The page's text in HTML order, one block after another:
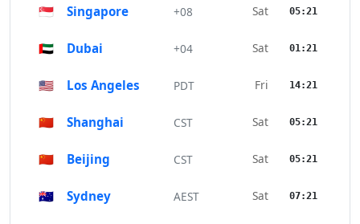
🇸🇬 Singapore +08 Sat 05:21
🇦🇪 Dubai +04 Sat 01:21
🇺🇸 Los Angeles PDT Fri 14:21
🇨🇳 Shanghai CST Sat 05:21
🇨🇳 Beijing CST Sat 05:21
🇦🇺 Sydney AEST Sat 07:21